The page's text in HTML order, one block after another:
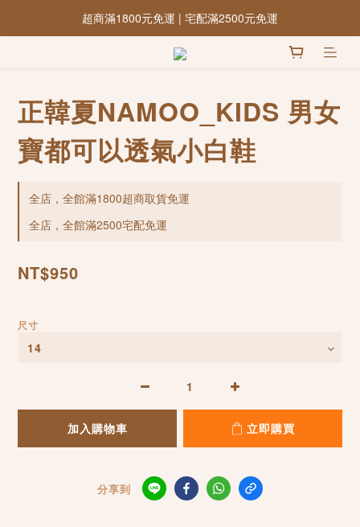
超商滿1800元免運 | 宅配滿2500元免運
正韓夏NAMOO_KIDS 男女
寶都可以透氣小白鞋
全店，全館滿1800超商取貨免運
全店，全館滿2500宅配免運
NT$950
尺寸
加入購物車 立即購買
分享到